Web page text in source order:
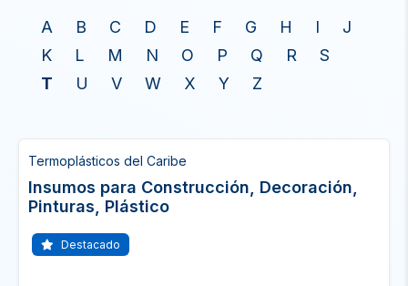
A
B C D E F G H I
J
K
L M N O P Q R
S
T
U V W X Y Z
Termoplásticos del Caribe
Insumos para Construcción, Decoración,
Pinturas, Plástico
Destacado